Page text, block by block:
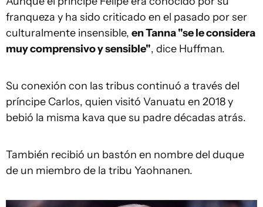
franqueza y ha sido criticado en el pasado por ser
culturalmente insensible, en Tanna "se le considera
muy comprensivo y sensible", dice Huffman.
Su conexión con las tribus continuó a través del
príncipe Carlos, quien visitó Vanuatu en 2018 y
bebió la misma kava que su padre décadas atrás.
También recibió un bastón en nombre del duque
de un miembro de la tribu Yaohnanen.